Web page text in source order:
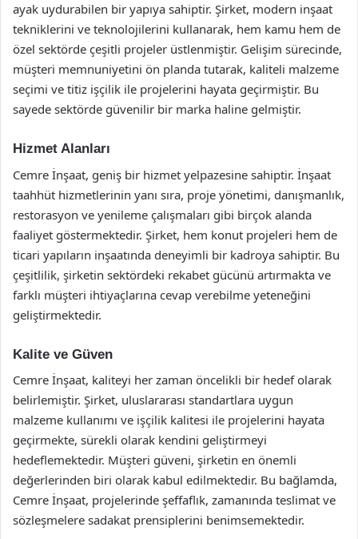
ayak uydurabilen bir yapıya sahiptir. Şirket, modern inşaat
tekniklerini ve teknolojilerini kullanarak, hem kamu hem de
özel sektörde çeşitli projeler üstlenmiştir. Gelişim sürecinde,
müşteri memnuniyetini ön planda tutarak, kaliteli malzeme
seçimi ve titiz işçilik ile projelerini hayata geçirmiştir. Bu
sayede sektörde güvenilir bir marka haline gelmiştir.
Hizmet Alanları
Cemre İnşaat, geniş bir hizmet yelpazesine sahiptir. İnşaat
taahhüt hizmetlerinin yanı sıra, proje yönetimi, danışmanlık,
restorasyon ve yenileme çalışmaları gibi birçok alanda
faaliyet göstermektedir. Şirket, hem konut projeleri hem de
ticari yapıların inşaatında deneyimli bir kadroya sahiptir. Bu
çeşitlilik, şirketin sektördeki rekabet gücünü artırmakta ve
farklı müşteri ihtiyaçlarına cevap verebilme yeteneğini
geliştirmektedir.
Kalite ve Güven
Cemre İnşaat, kaliteyi her zaman öncelikli bir hedef olarak
belirlemiştir. Şirket, uluslararası standartlara uygun
malzeme kullanımı ve işçilik kalitesi ile projelerini hayata
geçirmekte, sürekli olarak kendini geliştirmeyi
hedeflemektedir. Müşteri güveni, şirketin en önemli
değerlerinden biri olarak kabul edilmektedir. Bu bağlamda,
Cemre İnşaat, projelerinde şeffaflık, zamanında teslimat ve
sözleşmelere sadakat prensiplerini benimsemektedir.